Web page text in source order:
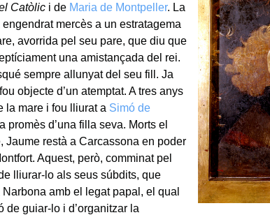
Catòlic i de Maria de Montpeller. La
engendrat mercès a un estratagema
avorrida pel seu pare, que diu que
una amistançada del rei.
sempre allunyat del seu fill. Ja
objecte d’un atemptat. A tres anys
la mare i fou lliurat a Simó de
promès d’una filla seva. Morts el
Jaume restà a Carcassona en poder
Aquest, però, comminat pel
lliurar-lo als seus súbdits, que
Narbona amb el legat papal, el qual
de guiar-lo i d’organitzar la